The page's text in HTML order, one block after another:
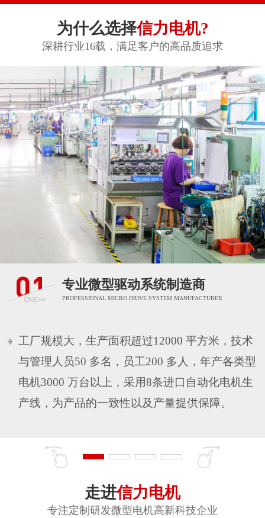
为什么选择信力电机?
深耕行业16载，满足客户的高品质追求
专业微型驱动系统制造商
PROFESSIONAL MICRO DRIVE SYSTEM MANUFACTURER
工厂规模大，生产面积超过12000 平方米，技术
与管理人员50 多名，员工200 多人，年产各类型
电机3000 万台以上，采用8条进口自动化电机生
产线，为产品的一致性以及产量提供保障。
走进信力电机
专注定制研发微型电机高新科技企业